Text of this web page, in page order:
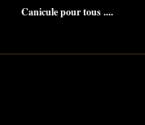
Canicule pour tous ....